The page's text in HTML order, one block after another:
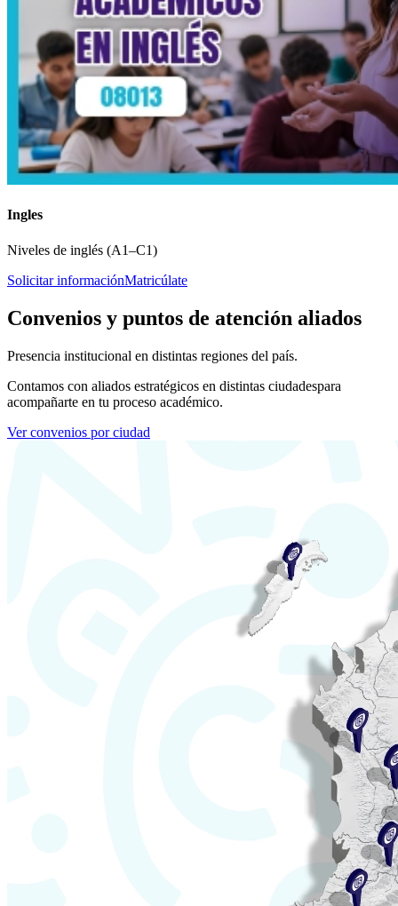
Ingles
Niveles de inglés (A1–C1)
Solicitar informaciónMatricúlate
Convenios y puntos de atención aliados
Presencia institucional en distintas regiones del país.
Contamos con aliados estratégicos en distintas ciudadespara
acompañarte en tu proceso académico.
Ver convenios por ciudad